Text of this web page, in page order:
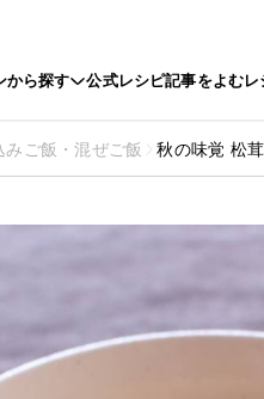
から探す 公式レシピ記事をよむレ
みご飯・混ぜご飯 秋の味覚 松